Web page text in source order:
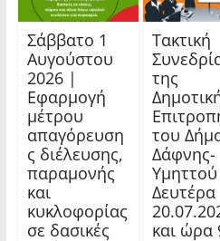
Σάββατο 1
Αυγούστου
2026 |
Εφαρμογή
μέτρου
απαγόρευση
ς διέλευσης,
παραμονής
και
κυκλοφορίας
σε δασικές
Τακτική
της
του
Δάφνης-
Δευτέρα
και ώρα